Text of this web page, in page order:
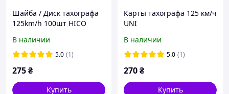
Шайба / Диск тахографа
125km/h 100шт HICO
В наличии
5.0 (1)
275₴
Купить
Карты тахографа 125 км/ч
UNI
В наличии
5.0 (1)
270₴
Купить